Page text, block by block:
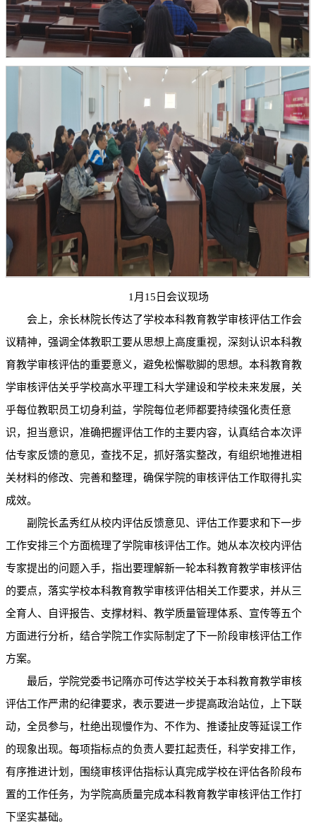
1月15日会议现场
会上，余长林院长传达了学校本科教育教学审核评估工作会
议精神，强调全体教职工要从思想上高度重视，深刻认识本科教
育教学审核评估的重要意义，避免松懈歇脚的思想。本科教育教
学审核评估关乎学校高水平理工科大学建设和学校未来发展，关
乎每位教职员工切身利益，学院每位老师都要持续强化责任意
识，担当意识，准确把握评估工作的主要内容，认真结合本次评
估专家反馈的意见，查找不足，抓好落实整改，有组织地推进相
关材料的修改、完善和整理，确保学院的审核评估工作取得扎实
成效。
副院长孟秀红从校内评估反馈意见、评估工作要求和下一步
工作安排三个方面梳理了学院审核评估工作。她从本次校内评估
专家提出的问题入手，指出要理解新一轮本科教育教学审核评估
的要点，落实学校本科教育教学审核评估相关工作要求，并从三
全育人、自评报告、支撑材料、教学质量管理体系、宣传等五个
方面进行分析，结合学院工作实际制定了下一阶段审核评估工作
方案。
最后，学院党委书记隋亦可传达学校关于本科教育教学审核
评估工作严肃的纪律要求，表示要进一步提高政治站位，上下联
动，全员参与，杜绝出现慢作为、不作为、推诿扯皮等延误工作
的现象出现。每项指标点的负责人要扛起责任，科学安排工作，
有序推进计划，围绕审核评估指标认真完成学校在评估各阶段布
置的工作任务，为学院高质量完成本科教育教学审核评估工作打
下坚实基础。